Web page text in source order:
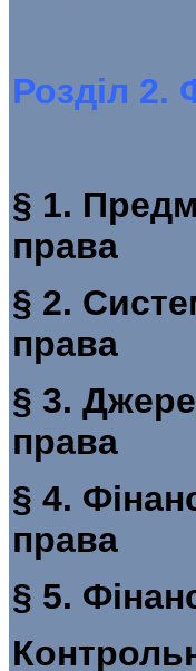
Розділ 2.
§ 1.
§ 2.
§ 3.
§ 4.
§ 5.